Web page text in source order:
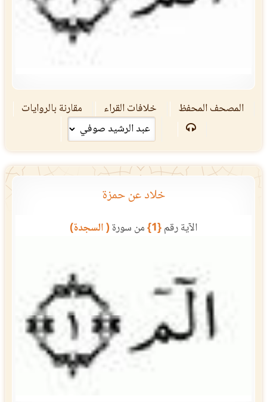
المصحف المحفظ خلافات القراء مقارنة بالروايات
خلاد عن حمزة
الآية رقم{1} من سورة( السجدة)